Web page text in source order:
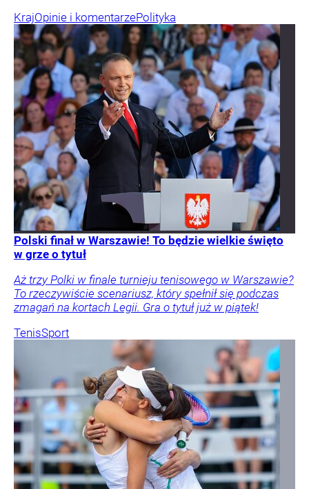
KrajOpinie i komentarzePolityka
Polski finał w Warszawie! To będzie wielkie święto
w grze o tytuł
Aż trzy Polki w finale turnieju tenisowego w Warszawie?
To rzeczywiście scenariusz, który spełnił się podczas
zmagań na kortach Legii. Gra o tytuł już w piątek!
TenisSport